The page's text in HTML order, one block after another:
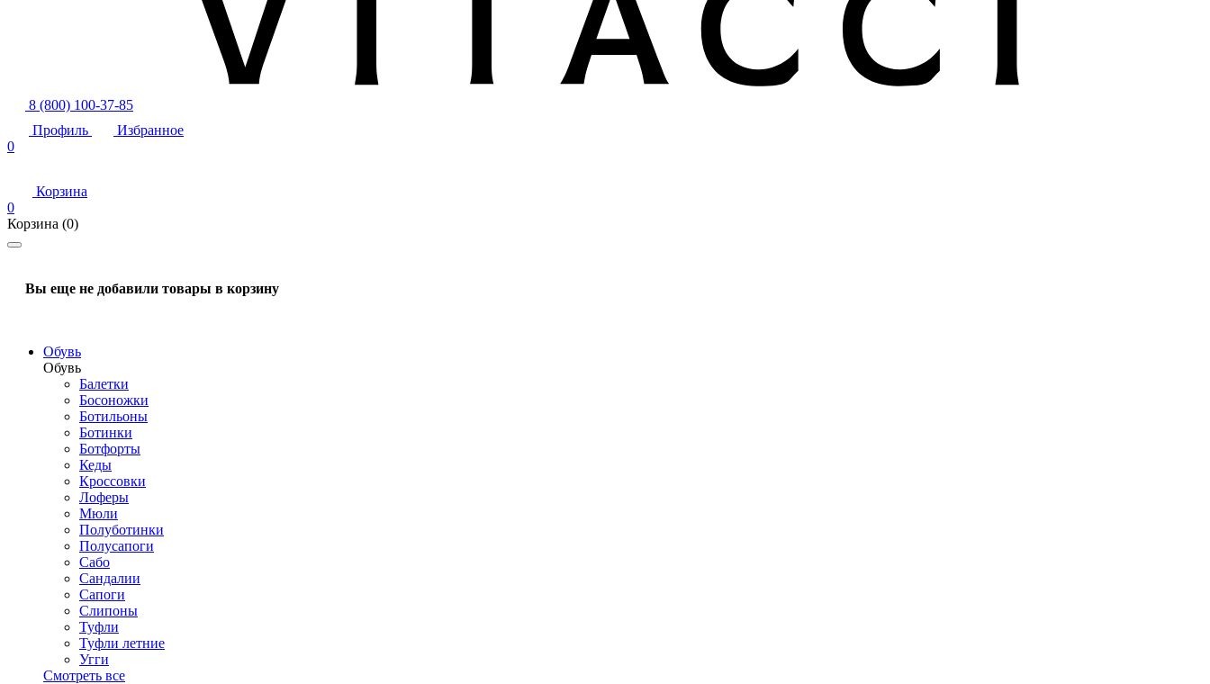
8 (800) 100-37-85
Профиль
Избранное
0
Корзина
0
Корзина (0)
Вы еще не добавили товары в корзину
Обувь
Обувь
Балетки
Босоножки
Ботильоны
Ботинки
Ботфорты
Кеды
Кроссовки
Лоферы
Мюли
Полуботинки
Полусапоги
Сабо
Сандалии
Сапоги
Слипоны
Туфли
Туфли летние
Угги
Смотреть все